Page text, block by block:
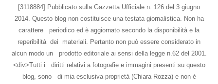
[3118884] Pubblicato sulla Gazzetta Ufficiale n. 126 del 3 giugno
2014. Questo blog non costituisce una testata giornalistica. Non ha
carattere periodico ed è aggiornato secondo la disponibilità e la
reperibilità dei materiali. Pertanto non può essere considerato in
alcun modo un prodotto editoriale ai sensi della legge n.62 del 2001.
<div>Tutti i diritti relativi a fotografie e immagini presenti su questo
blog, sono di mia esclusiva proprietà (Chiara Rozza) e non è